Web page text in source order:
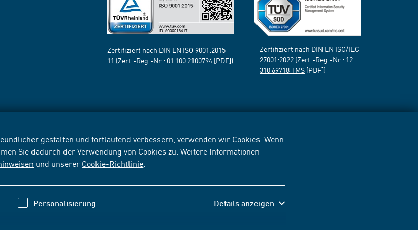
gestalten und fortlaufend verbessern, verwenden wir Cookies. Wenn
Sie dadurch der Verwendung von Cookies zu. Weitere Informationen
und unserer Cookie-Richtlinie
Personalisierung Details anzeigen
Zertifiziert nach DIN EN ISO 9001:2015-
11 (Zert.-Reg.-Nr.: 01 100 2100794 [PDF])
Zertifiziert nach DIN EN ISO/IEC
27001:2022 (Zert.-Reg.-Nr.: 12
310 69718 TMS [PDF])